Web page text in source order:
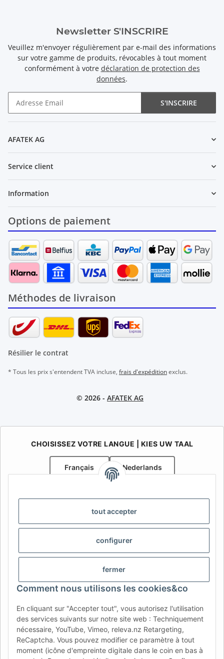
tout accepter
configurer
fermer
Comment nous utilisons les cookies&co
En cliquant sur "Accepter tout", vous autorisez l'utilisation
des services suivants sur notre site web : Techniquement
nécessaire, YouTube, Vimeo, releva.nz Retargeting,
ReCaptcha. Vous pouvez modifier ce paramètre à tout
moment (icône d'empreinte digitale dans le coin en bas à
Newsletter S'INSCRIRE
Veuillez m'envoyer régulièrement par e-mail des informations
sur votre gamme de produits, révocables à tout moment
conformément à votre déclaration de protection des
données.
S'INSCRIRE
AFATEK AG
Service client
Information
Options de paiement
Méthodes de livraison
Résilier le contrat
* Tous les prix s'entendent TVA incluse, frais d'expéditionexclus.
© 2026 - AFATEK AG
CHOISISSEZ VOTRE LANGUE | KIES UW TAAL
Français Nederlands
specialist in onderdelen voor aanhangwagens
Contact:info@afatek.com
AFATEK INTERNATIONAL – SELECT REGION & LANGUAGE |
CHOISIR LA RÉGION ET LA LANGUE | SELECCIONAR REGIÓN E
CH (IT) BE (NL) BE (FR) NL
FR IT ES DK PL
UK NZ USA MX PT